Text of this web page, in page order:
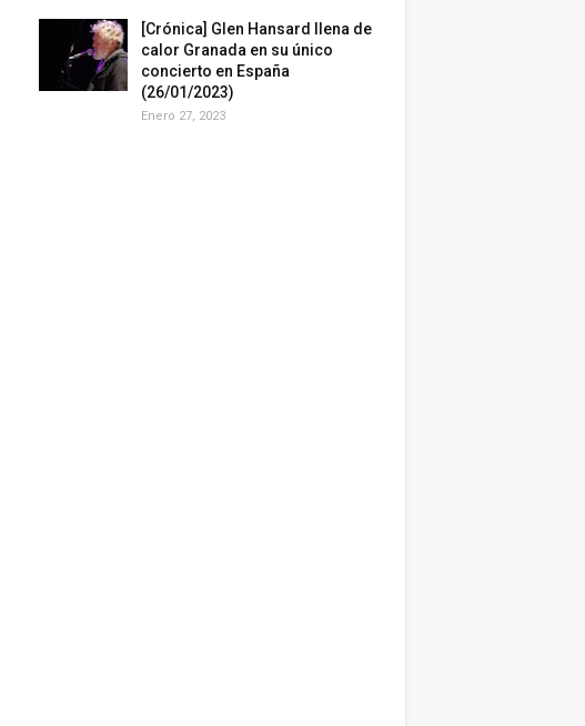
[Crónica] Glen Hansard llena de
calor Granada en su único
concierto en España
(26/01/2023)
Enero 27, 2023